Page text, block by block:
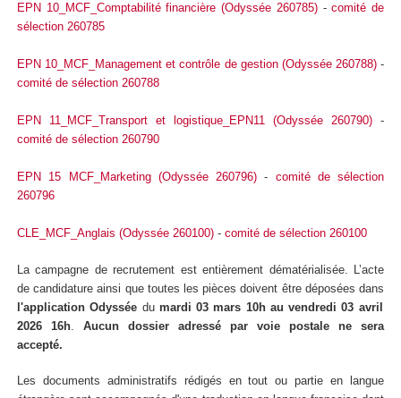
EPN 10_MCF_Comptabilité financière (Odyssée 260785)-comité de
sélection 260785
EPN 10_MCF_Management et contrôle de gestion (Odyssée 260788)-
comité de sélection 260788
EPN 11_MCF_Transport et logistique_EPN11 (Odyssée 260790) -
comité de sélection 260790
EPN 15 MCF_Marketing (Odyssée 260796) - comité de sélection
260796
CLE_MCF_Anglais (Odyssée 260100) - comité de sélection 260100
La campagne de recrutement est entièrement dématérialisée. L’acte
de candidature ainsi que toutes les pièces doivent être déposées dans
l'application Odyssée dumardi 03 mars 10h au vendredi 03 avril
2026 16h
Aucun dossier adressé par voie postale ne sera
accepté.
Les documents administratifs rédigés en tout ou partie en langue